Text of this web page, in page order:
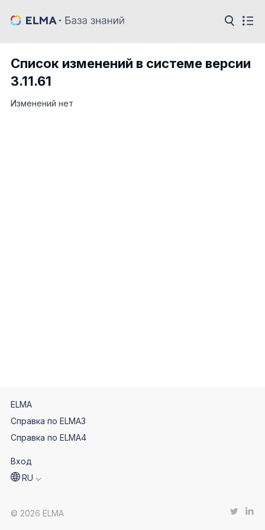
Список изменений в системе версии
3.11.61
Изменений нет
ELMA
Справка по ELMA3
Справка по ELMA4
Вход
RU
© 2026 ELMA